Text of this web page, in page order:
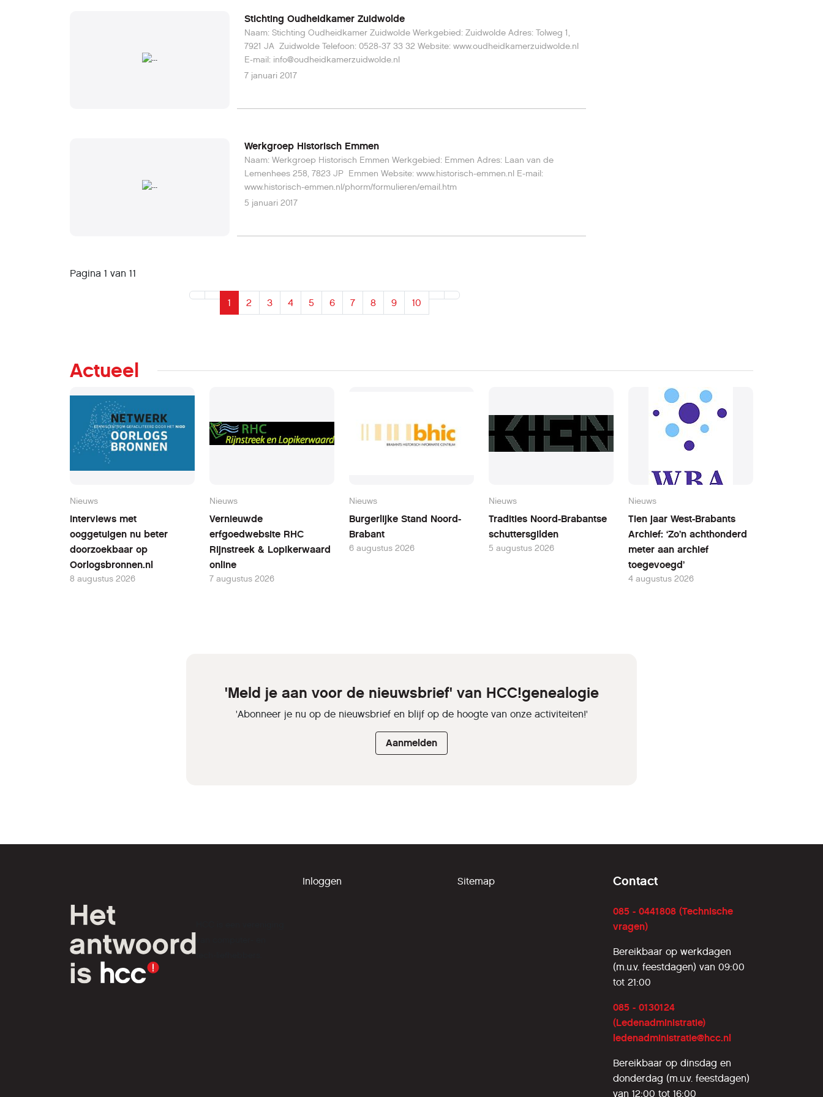
Stichting Oudheidkamer Zuidwolde
Naam: Stichting Oudheidkamer Zuidwolde Werkgebied: Zuidwolde Adres: Tolweg 1,
7921 JA Zuidwolde Telefoon: 0528-37 33 32 Website: www.oudheidkamerzuidwolde.nl
E-mail: info@oudheidkamerzuidwolde.nl
7 januari 2017
Werkgroep Historisch Emmen
Naam: Werkgroep Historisch Emmen Werkgebied: Emmen Adres: Laan van de
Lemenhees 258, 7823 JP Emmen Website: www.historisch-emmen.nl E-mail:
www.historisch-emmen.nl/phorm/formulieren/email.htm
5 januari 2017
Pagina 1 van 11
1 2 3 4 5 6 7 8 9 10
Actueel
Nieuws
Interviews met
ooggetuigen nu beter
doorzoekbaar op
Oorlogsbronnen.nl
8 augustus 2026
Nieuws
Vernieuwde
erfgoedwebsite RHC
Rijnstreek & Lopikerwaard
online
7 augustus 2026
Nieuws
Burgerlijke Stand Noord-
Brabant
6 augustus 2026
Nieuws
Tradities Noord-Brabantse
schuttersgilden
5 augustus 2026
Nieuws
Tien jaar West-Brabants
Archief: ‘Zo’n achthonderd
meter aan archief
toegevoegd’
4 augustus 2026
'Meld je aan voor de nieuwsbrief' van HCC!genealogie
'Abonneer je nu op de nieuwsbrief en blijf op de hoogte van onze activiteiten!'
Aanmelden
tech-liefhebbers.
Inloggen Sitemap Contact
085 - 0441808 (Technische
vragen)
Bereikbaar op werkdagen
(m.u.v. feestdagen) van 09:00
tot 21:00
085 - 0130124
(Ledenadministratie)
ledenadministratie@hcc.nl
Bereikbaar op dinsdag en
donderdag (m.u.v. feestdagen)
van 12:00 tot 16:00